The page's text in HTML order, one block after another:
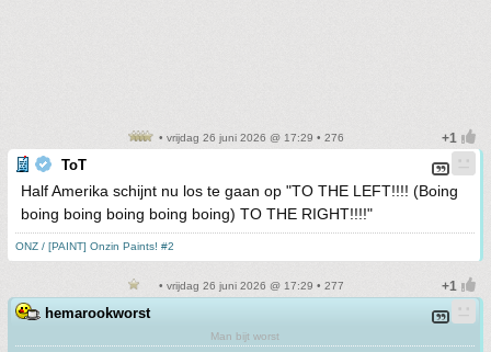
• vrijdag 26 juni 2026 @ 17:29 • 276
ToT
Half Amerika schijnt nu los te gaan op "TO THE LEFT!!!! (Boing
boing boing boing boing boing) TO THE RIGHT!!!!"
ONZ / [PAINT] Onzin Paints! #2
• vrijdag 26 juni 2026 @ 17:29 • 277
hemarookworst
Man bijt worst